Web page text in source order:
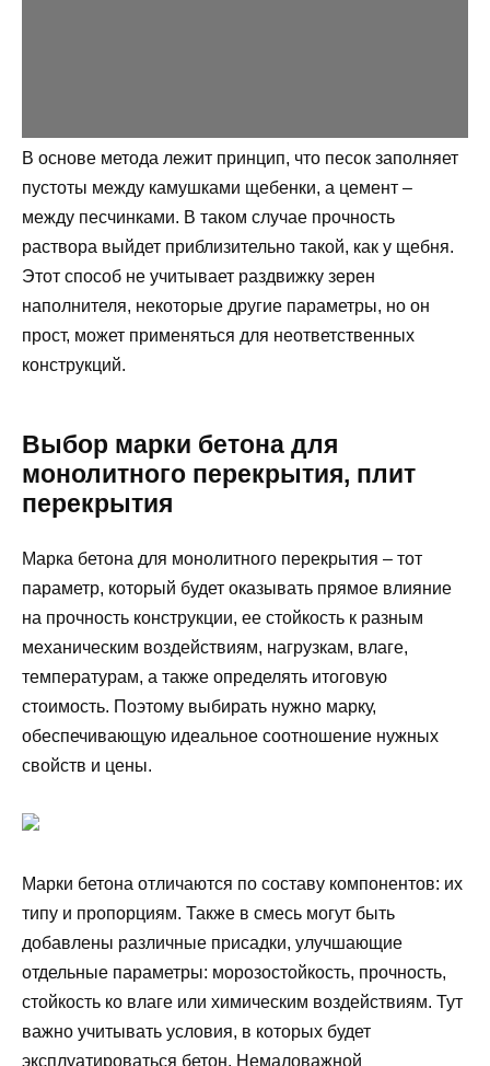
В основе метода лежит принцип, что песок заполняет
пустоты между камушками щебенки, а цемент –
между песчинками. В таком случае прочность
раствора выйдет приблизительно такой, как у щебня.
Этот способ не учитывает раздвижку зерен
наполнителя, некоторые другие параметры, но он
прост, может применяться для неответственных
конструкций.
Выбор марки бетона для
монолитного перекрытия, плит
перекрытия
Марка бетона для монолитного перекрытия – тот
параметр, который будет оказывать прямое влияние
на прочность конструкции, ее стойкость к разным
механическим воздействиям, нагрузкам, влаге,
температурам, а также определять итоговую
стоимость. Поэтому выбирать нужно марку,
обеспечивающую идеальное соотношение нужных
свойств и цены.
Марки бетона отличаются по составу компонентов: их
типу и пропорциям. Также в смесь могут быть
добавлены различные присадки, улучшающие
отдельные параметры: морозостойкость, прочность,
стойкость ко влаге или химическим воздействиям. Тут
важно учитывать условия, в которых будет
эксплуатироваться бетон. Немаловажной